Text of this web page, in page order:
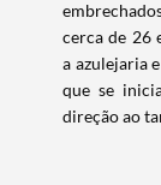
cerca de 26
a azulejaria
que se
direção ao